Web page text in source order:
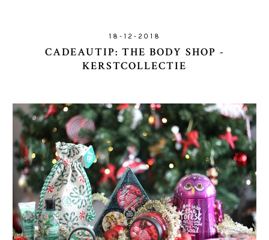
18-12-2018
CADEAUTIP: THE BODY SHOP -
KERSTCOLLECTIE